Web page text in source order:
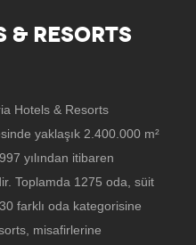
& RESORTS
Hotels & Resorts
yaklaşık 2.400.000 m²
yılından itibaren
Toplamda 1275 oda, süit
farklı oda kategorisine
misafirlerine